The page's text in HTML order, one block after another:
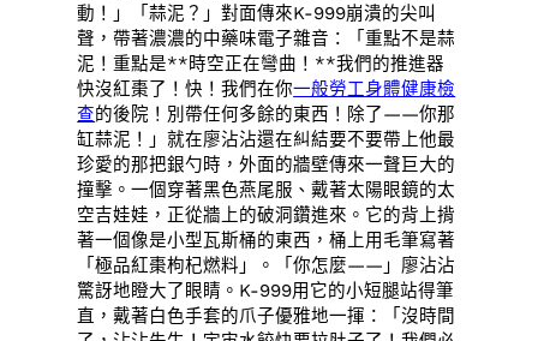
動！」「蒜泥？」對面傳來K-999崩潰的尖叫
聲，帶著濃濃的中藥味電子雜音：「重點不是蒜
泥！重點是**時空正在彎曲！**我們的推進器
快沒紅棗了！快！我們在你一般勞工身體健康檢
查的後院！別帶任何多餘的東西！除了——你那
缸蒜泥！」就在廖沾沾還在糾結要不要帶上他最
珍愛的那把銀勺時，外面的牆壁傳來一聲巨大的
撞擊。一個穿著黑色燕尾服、戴著太陽眼鏡的太
空吉娃娃，正從牆上的破洞鑽進來。它的背上揹
著一個像是小型瓦斯桶的東西，桶上用毛筆寫著
「極品紅棗枸杞燃料」。「你怎麼——」廖沾沾
驚訝地瞪大了眼睛。K-999用它的小短腿站得筆
直，戴著白色手套的爪子優雅地一揮：「沒時間